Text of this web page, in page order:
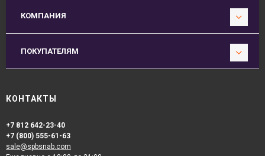
КОМПАНИЯ
ПОКУПАТЕЛЯМ
КОНТАКТЫ
+7 812 642-23-40
+7 (800) 555-61-63
sale@spbsnab.com